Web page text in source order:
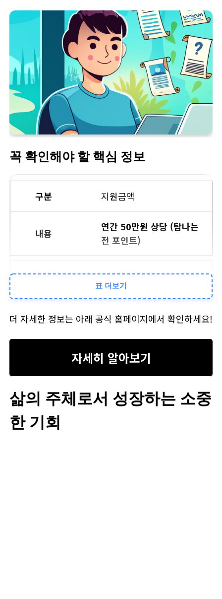
꼭 확인해야 할 핵심 정보
지원금액
연간 50만원 상당 (탐나는
전 포인트)
신청 기간
필수)
필수 서류
납부확인서 등
표 더보기
더 자세한 정보는 아래 공식 홈페이지에서 확인하세요!
자세히 알아보기
삶의 주체로서 성장하는 소중
한 기회